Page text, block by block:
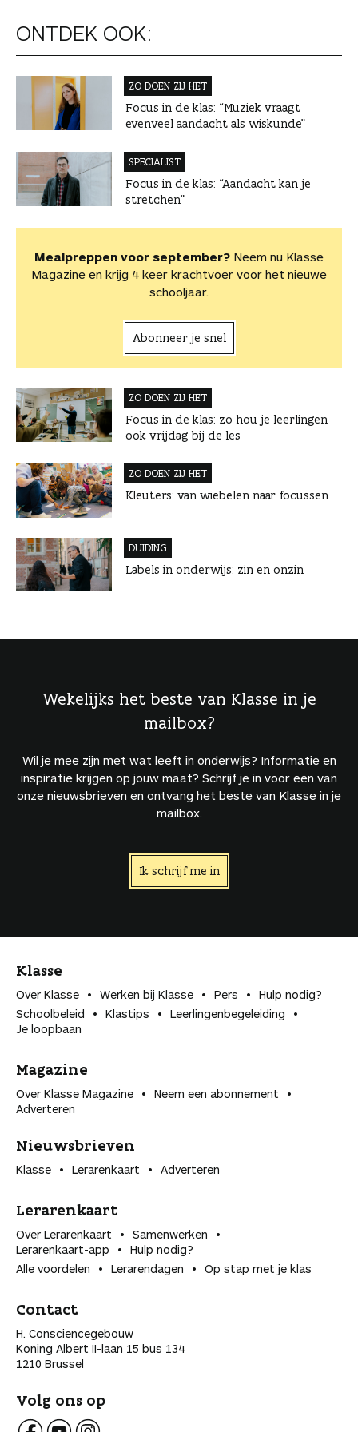
ONTDEK OOK:
ZO DOEN ZIJ HET
Focus in de klas: “Muziek vraagt
evenveel aandacht als wiskunde”
SPECIALIST
Focus in de klas: “Aandacht kan je
stretchen”
Mealpreppen voor september? Neem nu Klasse
Magazine en krijg 4 keer krachtvoer voor het nieuwe
schooljaar.
Abonneer je snel
ZO DOEN ZIJ HET
Focus in de klas: zo hou je leerlingen
ook vrijdag bij de les
ZO DOEN ZIJ HET
Kleuters: van wiebelen naar focussen
DUIDING
Labels in onderwijs: zin en onzin
Wekelijks het beste van Klasse in je
mailbox?
Wil je mee zijn met wat leeft in onderwijs? Informatie en
inspiratie krijgen op jouw maat? Schrijf je in voor een van
onze nieuwsbrieven en ontvang het beste van Klasse in je
mailbox.
Ik schrijf me in
Klasse
Over Klasse Werken bij Klasse Pers
Hulp nodig?
Schoolbeleid
Klastips
Leerlingen­begeleiding
Je loopbaan
Magazine
Over Klasse Magazine
Neem een abonnement
Adverteren
Nieuwsbrieven
Klasse Lerarenkaart Adverteren
Lerarenkaart
Over Lerarenkaart
Samenwerken
Lerarenkaart-app
Hulp nodig?
Alle voordelen
Lerarendagen Op stap met je klas
Contact
H. Consciencegebouw
Koning Albert II-laan 15 bus 134
1210 Brussel
Volg ons op